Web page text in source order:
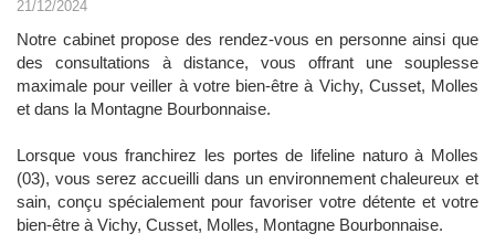
21/12/2024
Notre cabinet propose des rendez-vous en personne ainsi que
des consultations à distance, vous offrant une souplesse
maximale pour veiller à votre bien-être à Vichy, Cusset, Molles
et dans la Montagne Bourbonnaise.
Lorsque vous franchirez les portes de lifeline naturo à Molles
(03), vous serez accueilli dans un environnement chaleureux et
sain, conçu spécialement pour favoriser votre détente et votre
bien-être à Vichy, Cusset, Molles, Montagne Bourbonnaise.